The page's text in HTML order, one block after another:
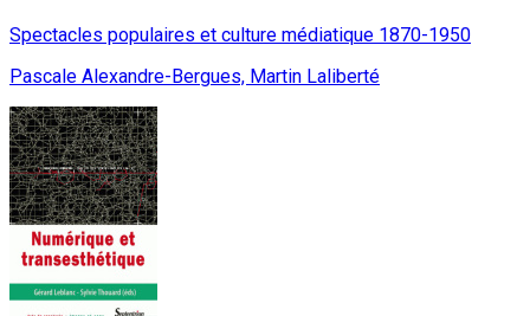
Spectacles populaires et culture médiatique 1870-1950
Pascale Alexandre-Bergues, Martin Laliberté